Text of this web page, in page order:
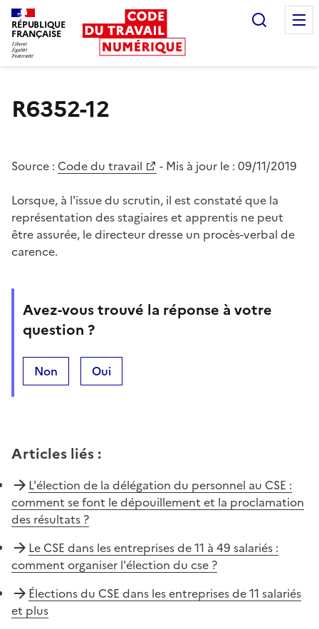
RÉPUBLIQUE
FRANÇAISE
R6352-12
Source : Code du travail - Mis à jour le : 09/11/2019
Lorsque, à l'issue du scrutin, il est constaté que la
représentation des stagiaires et apprentis ne peut
être assurée, le directeur dresse un procès-verbal de
carence.
Avez-vous trouvé la réponse à votre
question ?
Non Oui
Articles liés :
L'élection de la délégation du personnel au CSE :
comment se font le dépouillement et la proclamation
des résultats ?
Le CSE dans les entreprises de 11 à 49 salariés :
comment organiser l'élection du cse ?
Élections du CSE dans les entreprises de 11 salariés
et plus